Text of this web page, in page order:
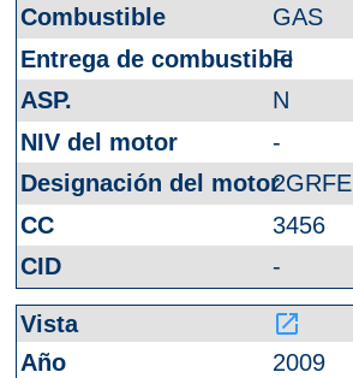
GAS
FI
N
-
2GRFE
3456
-
launch
2009